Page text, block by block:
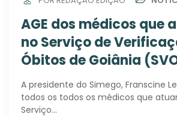
AGE dos médicos que
no Serviço de
Óbitos de Goiânia
A presidente do Simego, Franscine
todos os todos os médicos que
Serviço…